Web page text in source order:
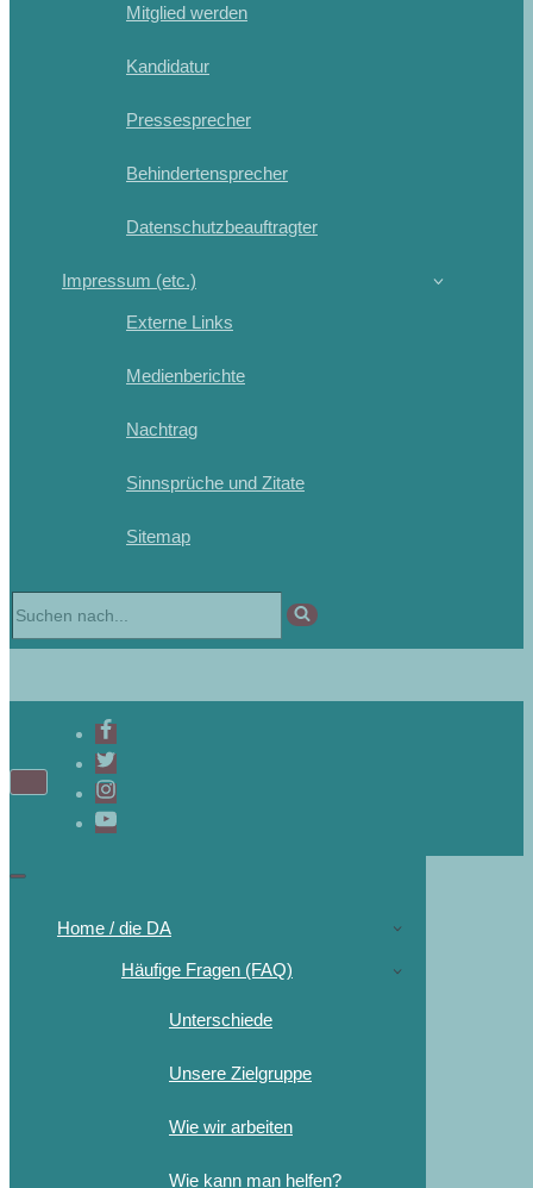
Mitglied werden
Kandidatur
Pressesprecher
Behindertensprecher
Datenschutzbeauftragter
Impressum (etc.)
Externe Links
Medienberichte
Nachtrag
Sinnsprüche und Zitate
Sitemap
Suchen
nach …
Navigations-
Navigations-
Home / die DA
Häufige Fragen (FAQ)
Unterschiede
Unsere Zielgruppe
Wie wir arbeiten
Wie kann man helfen?